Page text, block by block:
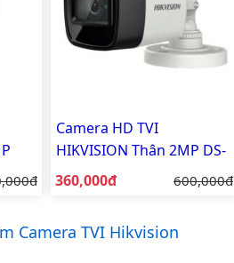
Camera HD TVI
HIKVISION Thân 2MP DS-
2CE16D0T-EXIPF
Giá bán:
360,000đ Giá gốc:
600,000đ
Camera TVI Hikvision